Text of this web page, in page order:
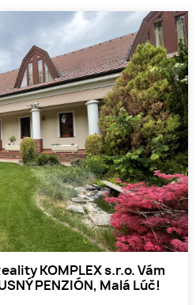
KOMPLEX s.r.o. Vám
PENZIÓN, Malá Lúč!